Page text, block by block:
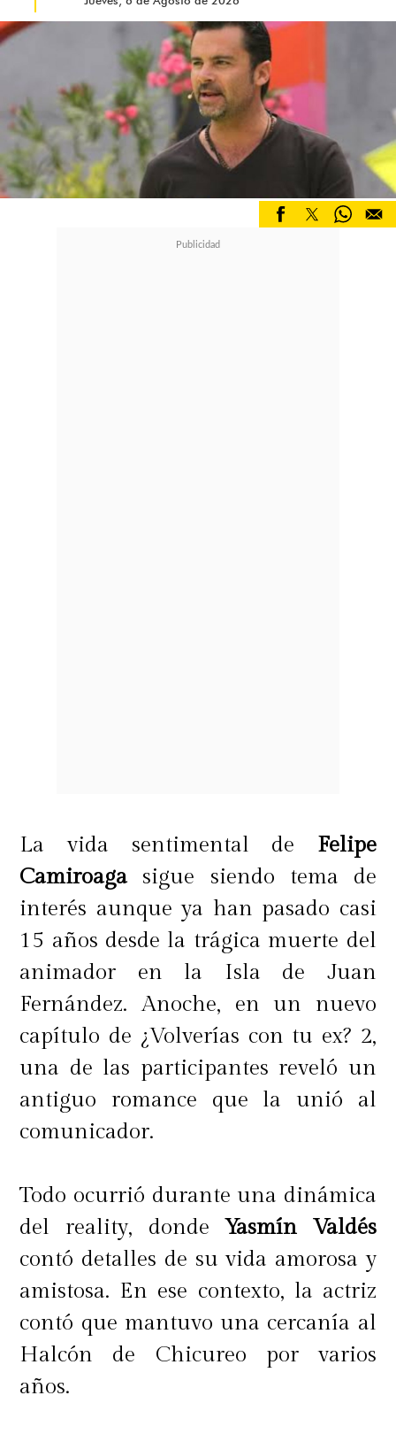
La vida sentimental de Felipe
Camiroagasigue siendo tema de
interés aunque ya han pasado casi
15 años desde la trágica muerte del
animador en la Isla de Juan
Fernández. Anoche, en un nuevo
capítulo de ¿Volverías con tu ex? 2,
una de las participantes reveló un
antiguo romance que la unió al
comunicador.
Todo ocurrió durante una dinámica
del reality, donde Yasmín Valdés
contó detalles de su vida amorosa y
amistosa. En ese contexto, la actriz
contó que mantuvo una cercanía al
Halcón de Chicureo por varios
años.